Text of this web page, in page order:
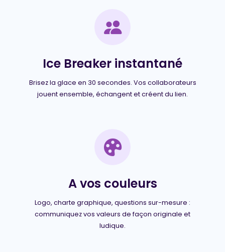
Ice Breaker instantané
Brisez la glace en 30 secondes. Vos collaborateurs
jouent ensemble, échangent et créent du lien.
A vos couleurs
Logo, charte graphique, questions sur-mesure :
communiquez vos valeurs de façon originale et
ludique.